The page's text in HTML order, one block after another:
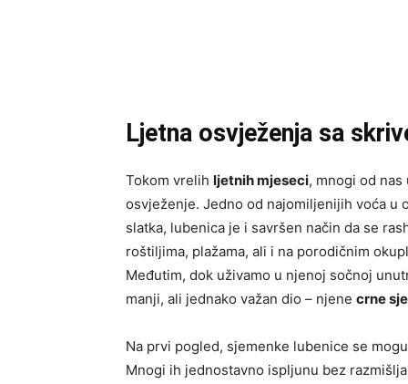
Ljetna osvježenja sa
Tokom vrelih ljetnih mjeseci, mnogi od
osvježenje. Jedno od najomiljenijih voća u
slatka, lubenica je i savršen način da se
roštiljima, plažama, ali i na porodičnim
Međutim, dok uživamo u njenoj sočnoj
manji, ali jednako važan dio – njene crne
Na prvi pogled, sjemenke lubenice se
Mnogi ih jednostavno ispljunu bez